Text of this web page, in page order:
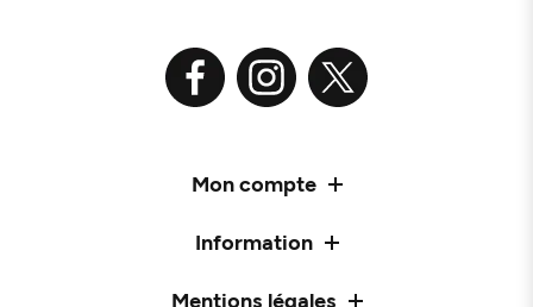
Mon compte
Information
Mentions légales